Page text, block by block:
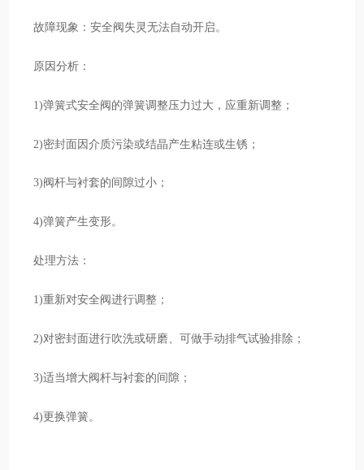
故障现象：安全阀失灵无法自动开启。
原因分析：
1)弹簧式安全阀的弹簧调整压力过大，应重新调整；
2)密封面因介质污染或结晶产生粘连或生锈；
3)阀杆与衬套的间隙过小；
4)弹簧产生变形。
处理方法：
1)重新对安全阀进行调整；
2)对密封面进行吹洗或研磨、可做手动排气试验排除；
3)适当增大阀杆与衬套的间隙；
4)更换弹簧。